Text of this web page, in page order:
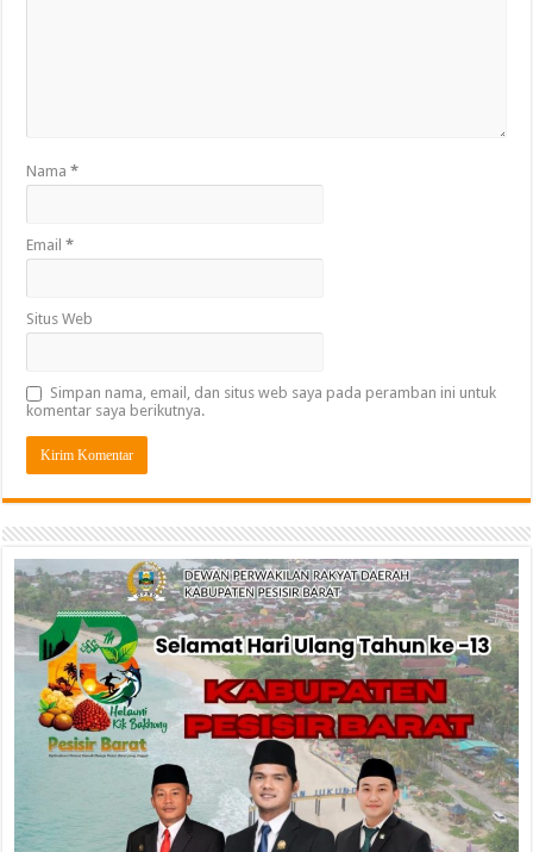
Nama*
Email*
Situs Web
Simpan nama, email, dan situs web saya pada peramban ini untuk
komentar saya berikutnya.